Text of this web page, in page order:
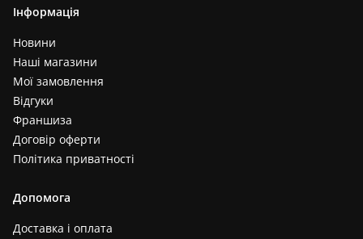
Інформація
Новини
Наші магазини
Мої замовлення
Відгуки
Франшиза
Договір оферти
Політика приватності
Допомога
Доставка і оплата